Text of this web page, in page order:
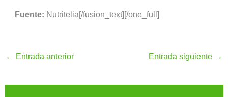
Fuente: Nutritelia[/fusion_text][/one_full]
← Entrada anterior Entrada siguiente →